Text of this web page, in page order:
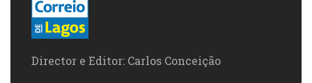
Director e Editor: Carlos Conceição